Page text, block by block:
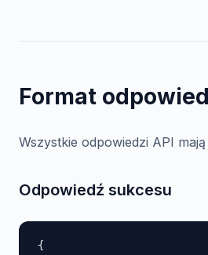
Format
Wszystkie odpowiedzi API
Odpowiedź sukcesu
{